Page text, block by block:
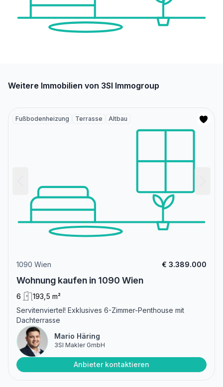
Weitere Immobilien von 3SI Immogroup
Fußbodenheizung Terrasse Altbau
1090 Wien € 3.389.000
Wohnung kaufen in 1090 Wien
6
193,5 m²
Servitenviertel! Exklusives 6-Zimmer-Penthouse mit
Dachterrasse
Mario Häring
3SI Makler GmbH
Anbieter kontaktieren